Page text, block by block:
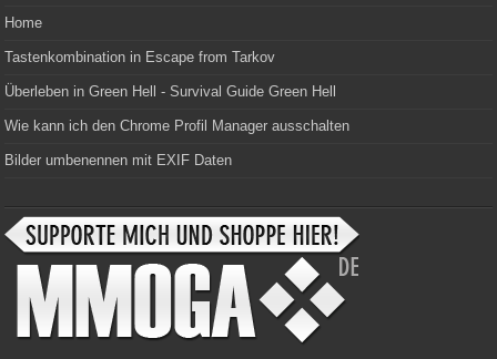
Home
Tastenkombination in Escape from Tarkov
Überleben in Green Hell - Survival Guide Green Hell
Wie kann ich den Chrome Profil Manager ausschalten
Bilder umbenennen mit EXIF Daten